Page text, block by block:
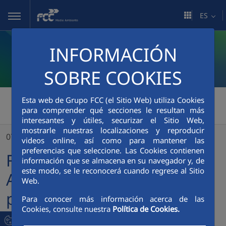
Saltar al contenido principal
INFORMACIÓN
SOBRE COOKIES
Esta web de Grupo FCC (el Sitio Web) utiliza Cookies
para comprender qué secciones le resultan más
interesantes y útiles, securizar el Sitio Web,
mostrarle nuestras localizaciones y reproducir
videos online, así como para mantener las
preferencias que seleccione. Las Cookies contienen
información que se almacena en su navegador y, de
este modo, se le reconocerá cuando regrese al Sitio
Web.
Para conocer más información acerca de las
Cookies, consulte nuestra Política de Cookies.
ES
FCC Medio Ambiente >
FCC Servicios Medio Ambiente amplía su presencia en Estados Unidos con un nuevo contrato en Minnesota
07/05/2024
FCC Servicios Medio
Ambiente amplía su
presencia en Estados
Unidos con un nuevo